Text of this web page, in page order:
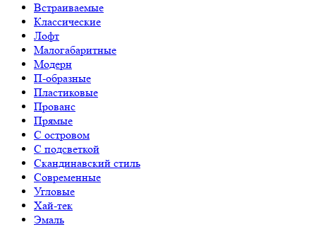
Встраиваемые
Классические
Лофт
Малогабаритные
Модерн
П-образные
Пластиковые
Прованс
Прямые
С островом
С подсветкой
Скандинавский стиль
Современные
Угловые
Хай-тек
Эмаль